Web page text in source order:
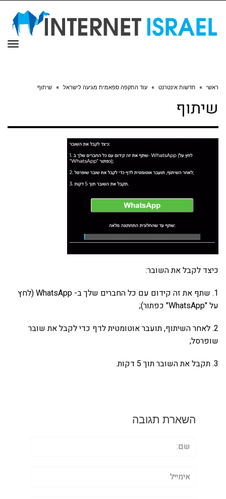
ראשי » חדשות אינטרנט » עוד התקפה ספאמית מגיעה לישראל » שיתוף
שיתוף
כיצד לקבל את השובר:
1. שתף את זה קידום עם כל החברים שלך ב- WhatsApp (לחץ
על "WhatsApp" כפתור);
2. לאחר השיתוף, תועבר אוטומטית לדף כדי לקבל את שובר
שופרסל;
3. תקבל את השובר תוך 5 דקות.
השארת תגובה